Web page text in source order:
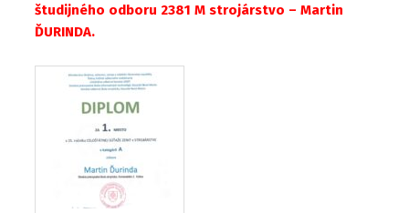
študijného odboru 2381 M strojárstvo – Martin
ĎURINDA.